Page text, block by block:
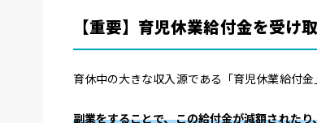
【重要】育児休業給付金を受け
育休中の大きな収入源である「育児休業給付金
副業をすることで、この給付金が減額された